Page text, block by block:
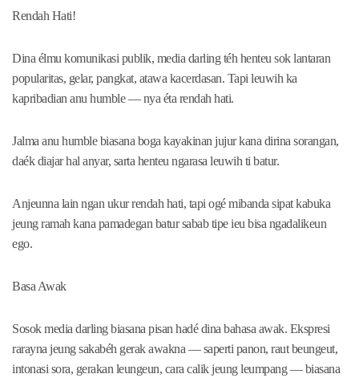
Rendah Hati!
Dina élmu komunikasi publik, media darling téh henteu sok lantaran
popularitas, gelar, pangkat, atawa kacerdasan. Tapi leuwih ka
kapribadian anu humble — nya éta rendah hati.
Jalma anu humble biasana boga kayakinan jujur kana dirina sorangan,
daék diajar hal anyar, sarta henteu ngarasa leuwih ti batur.
Anjeunna lain ngan ukur rendah hati, tapi ogé mibanda sipat kabuka
jeung ramah kana pamadegan batur sabab tipe ieu bisa ngadalikeun
ego.
Basa Awak
Sosok media darling biasana pisan hadé dina bahasa awak. Ekspresi
rarayna jeung sakabéh gerak awakna — saperti panon, raut beungeut,
intonasi sora, gerakan leungeun, cara calik jeung leumpang — biasana